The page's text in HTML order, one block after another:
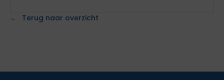
Terug naar overzicht